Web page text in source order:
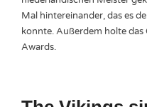
Mal hintereinander, das es
konnte. Außerdem holte das
Awards.